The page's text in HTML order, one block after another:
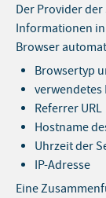
Der Provider
Informationen
Browser
Browsertyp
verwendetes
Referrer URL
Hostname
Uhrzeit der
IP-Adresse
Eine